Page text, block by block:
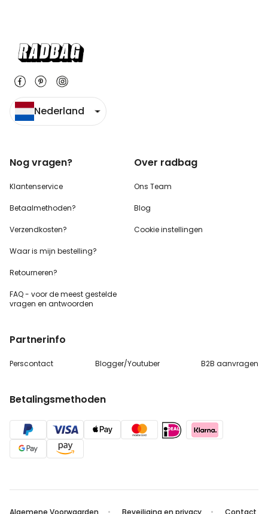
Nederland
Nog vragen?
Klantenservice
Betaalmethoden?
Verzendkosten?
Waar is mijn bestelling?
Retourneren?
FAQ - voor demeest gestelde
vragen en antwoorden
Over radbag
Ons Team
Blog
Cookie instellingen
Partnerinfo
Perscontact Blogger/Youtuber B2B aanvragen
Betalingsmethoden